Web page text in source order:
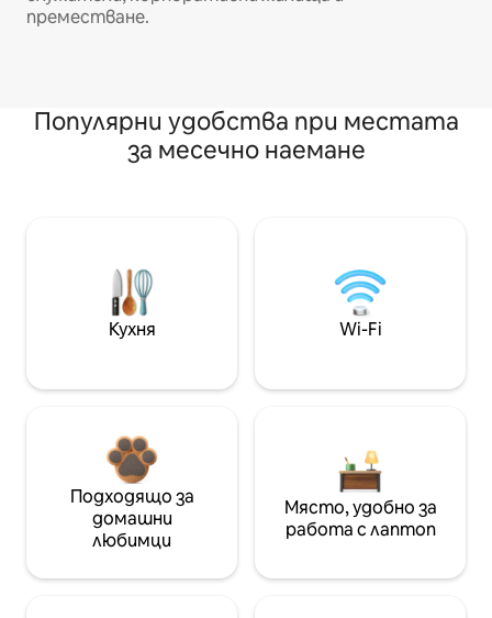
преместване.
Популярни удобства при местата
за месечно наемане
Кухня Wi-Fi
Подходящо за
домашни
любимци
Място, удобно за
работа с лаптоп